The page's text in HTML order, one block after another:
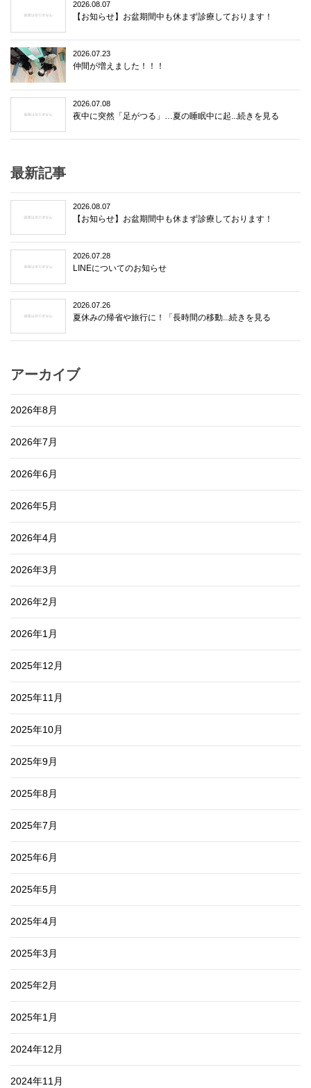
2026.08.07
【お知らせ】お盆期間中も休まず診療しております！
2026.07.23
仲間が増えました！！！
2026.07.08
夜中に突然「足がつる」…夏の睡眠中に起...続きを見る
最新記事
2026.08.07
【お知らせ】お盆期間中も休まず診療しております！
2026.07.28
LINEについてのお知らせ
2026.07.26
夏休みの帰省や旅行に！「長時間の移動...続きを見る
アーカイブ
2026年8月
2026年7月
2026年6月
2026年5月
2026年4月
2026年3月
2026年2月
2026年1月
2025年12月
2025年11月
2025年10月
2025年9月
2025年8月
2025年7月
2025年6月
2025年5月
2025年4月
2025年3月
2025年2月
2025年1月
2024年12月
2024年11月